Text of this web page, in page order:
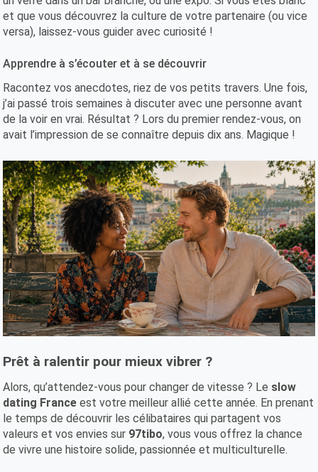
et que vous découvrez la culture de votre partenaire (ou vice
versa), laissez-vous guider avec curiosité !
Apprendre à s’écouter et à se découvrir
Racontez vos anecdotes, riez de vos petits travers. Une fois,
j’ai passé trois semaines à discuter avec une personne avant
de la voir en vrai. Résultat ? Lors du premier rendez-vous, on
avait l’impression de se connaître depuis dix ans. Magique !
Prêt à ralentir pour mieux vibrer ?
Alors, qu’attendez-vous pour changer de vitesse ? Le slow
dating France est votre meilleur allié cette année. En prenant
le temps de découvrir les célibataires qui partagent vos
valeurs et vos envies sur 97tibo, vous vous offrez la chance
de vivre une histoire solide, passionnée et multiculturelle.